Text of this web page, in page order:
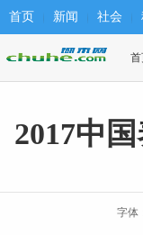
首页 新闻 社会
2017中
字体